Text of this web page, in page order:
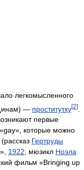
легкомысленного
— проститутку[2]
первые
которые можно
Гертруды
1922; мюзикл Ноэла
фильм «Bringing up